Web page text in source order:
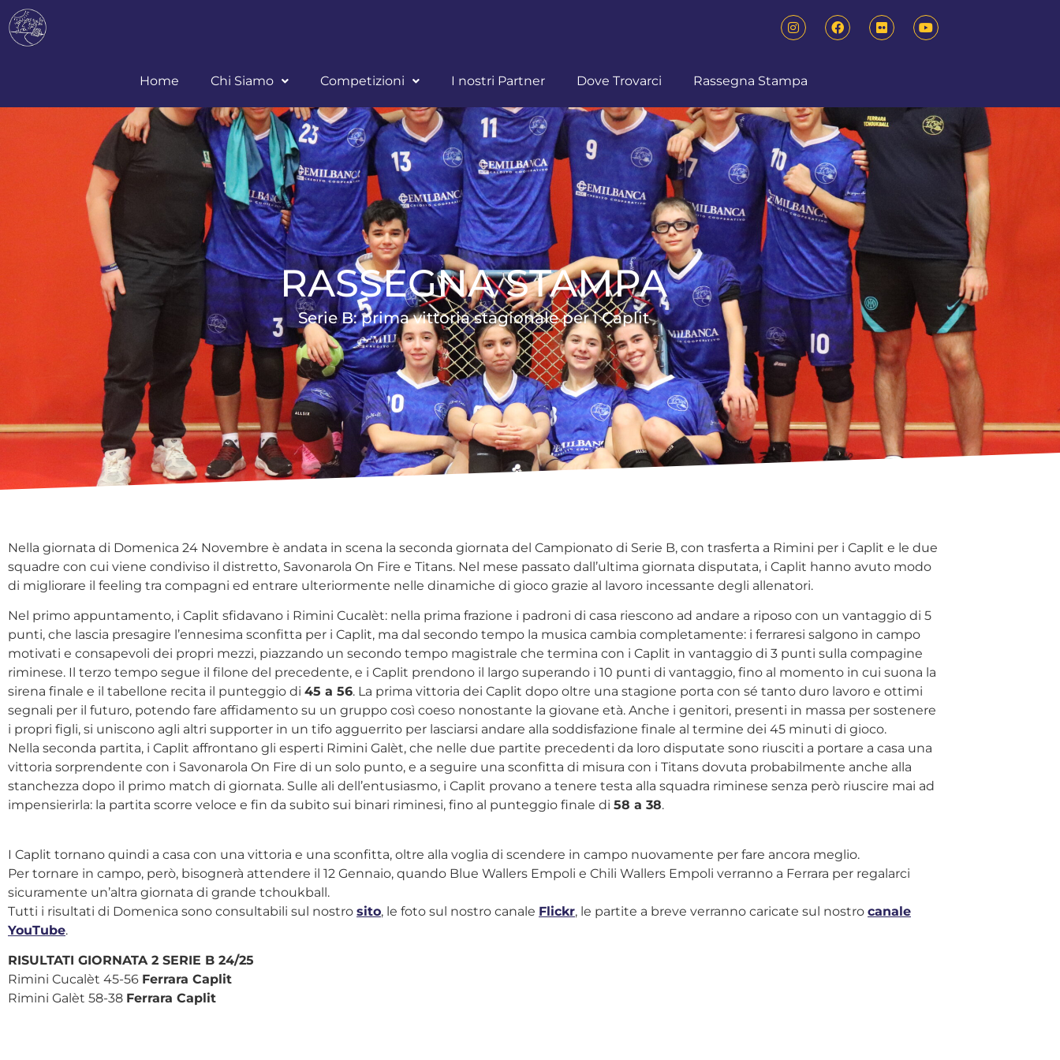
Home Chi Siamo Competizioni I nostri Partner Dove Trovarci Rassegna Stampa
RASSEGNA STAMPA
Serie B: prima vittoria stagionale per i Caplit
Nella giornata di Domenica 24 Novembre è andata in scena la seconda giornata del Campionato di Serie B, con trasferta a Rimini per i Caplit e le due
squadre con cui viene condiviso il distretto, Savonarola On Fire e Titans. Nel mese passato dall’ultima giornata disputata, i Caplit hanno avuto modo
di migliorare il feeling tra compagni ed entrare ulteriormente nelle dinamiche di gioco grazie al lavoro incessante degli allenatori.
Nel primo appuntamento, i Caplit sfidavano i Rimini Cucalèt: nella prima frazione i padroni di casa riescono ad andare a riposo con un vantaggio di 5
punti, che lascia presagire l’ennesima sconfitta per i Caplit, ma dal secondo tempo la musica cambia completamente: i ferraresi salgono in campo
motivati e consapevoli dei propri mezzi, piazzando un secondo tempo magistrale che termina con i Caplit in vantaggio di 3 punti sulla compagine
riminese. Il terzo tempo segue il filone del precedente, e i Caplit prendono il largo superando i 10 punti di vantaggio, fino al momento in cui suona la
sirena finale e il tabellone recita il punteggio di 45 a 56. La prima vittoria dei Caplit dopo oltre una stagione porta con sé tanto duro lavoro e ottimi
segnali per il futuro, potendo fare affidamento su un gruppo così coeso nonostante la giovane età. Anche i genitori, presenti in massa per sostenere
i propri figli, si uniscono agli altri supporter in un tifo agguerrito per lasciarsi andare alla soddisfazione finale al termine dei 45 minuti di gioco.
Nella seconda partita, i Caplit affrontano gli esperti Rimini Galèt, che nelle due partite precedenti da loro disputate sono riusciti a portare a casa una
vittoria sorprendente con i Savonarola On Fire di un solo punto, e a seguire una sconfitta di misura con i Titans dovuta probabilmente anche alla
stanchezza dopo il primo match di giornata. Sulle ali dell’entusiasmo, i Caplit provano a tenere testa alla squadra riminese senza però riuscire mai ad
impensierirla: la partita scorre veloce e fin da subito sui binari riminesi, fino al punteggio finale di 58 a 38.
I Caplit tornano quindi a casa con una vittoria e una sconfitta, oltre alla voglia di scendere in campo nuovamente per fare ancora meglio.
Per tornare in campo, però, bisognerà attendere il 12 Gennaio, quando Blue Wallers Empoli e Chili Wallers Empoli verranno a Ferrara per regalarci
sicuramente un’altra giornata di grande tchoukball.
Tutti i risultati di Domenica sono consultabili sul nostro sito, le foto sul nostro canale Flickr, le partite a breve verranno caricate sul nostro canale
YouTube.
RISULTATI GIORNATA 2 SERIE B 24/25
Rimini Cucalèt 45-56 Ferrara Caplit
Rimini Galèt 58-38 Ferrara Caplit